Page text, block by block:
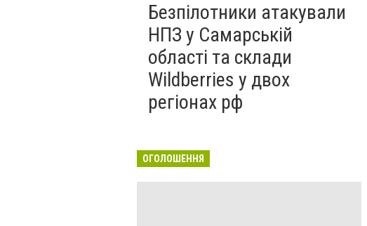
Безпілотники атакували
НПЗ у Самарській
області та склади
Wildberries у двох
регіонах рф
ОГОЛОШЕННЯ